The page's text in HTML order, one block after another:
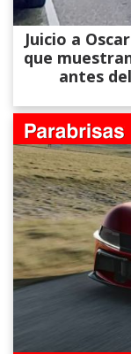
Juicio a
que
antes